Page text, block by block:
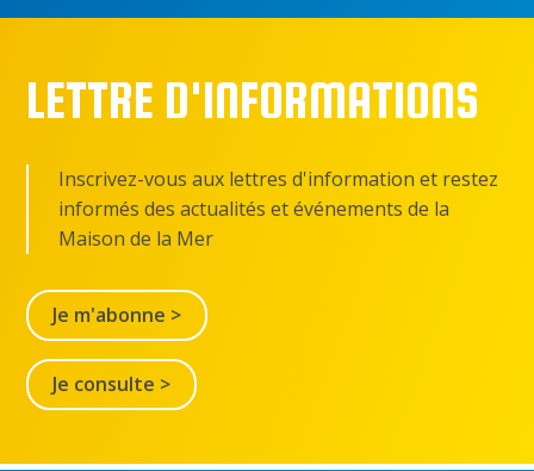
LETTRE D'INFORMATIONS
Inscrivez-vous aux lettres d'information et restez
informés des actualités et événements de la
Maison de la Mer
Je m'abonne >
Je consulte >